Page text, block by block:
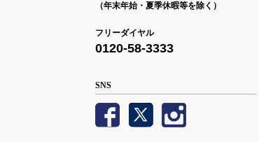
（年末年始・夏季休暇等を除く）
フリーダイヤル
0120-58-3333
SNS